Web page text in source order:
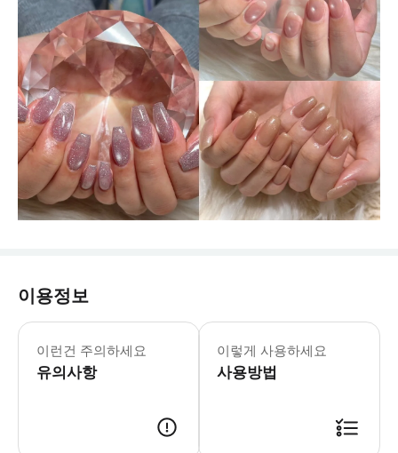
이용정보
이런건 주의하세요
유의사항
이렇게 사용하세요
사용방법